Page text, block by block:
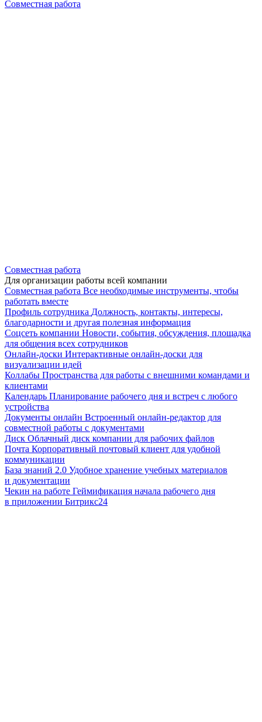
Совместная работа
Совместная работа
Для организации работы всей компании
Совместная работа Все необходимые инструменты, чтобы
работать вместе
Профиль сотрудника Должность, контакты, интересы,
благодарности и другая полезная информация
Соцсеть компании Новости, события, обсуждения, площадка
для общения всех сотрудников
Онлайн-доски Интерактивные онлайн-доски для
визуализации идей
Коллабы Пространства для работы с внешними командами и
клиентами
Календарь Планирование рабочего дня и встреч с любого
устройства
Документы онлайн Встроенный онлайн-редактор для
совместной работы с документами
Диск Облачный диск компании для рабочих файлов
Почта Корпоративный почтовый клиент для удобной
коммуникации
База знаний 2.0 Удобное хранение учебных материалов
и документации
Чекин на работе Геймификация начала рабочего дня
в приложении Битрикс24